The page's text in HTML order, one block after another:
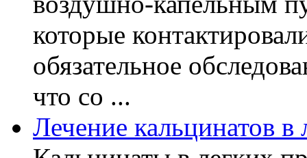
которые
обязательное
что со ...
Лечение кальцинатов